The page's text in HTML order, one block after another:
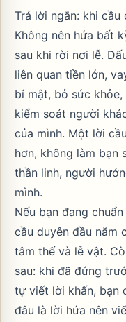
Trả lời ngắn: khi cầu
Không nên hứa bất
sau khi rời nơi lễ.
liên quan tiền lớn,
bí mật, bỏ sức
kiểm soát người
của mình. Một lời
hơn, không làm bạn
thần linh, người
mình.
Nếu bạn đang
cầu duyên đầu năm
tâm thế và lễ vật.
sau: khi đã đứng
tự viết lời khấn, bạn
đâu là lời hứa nên